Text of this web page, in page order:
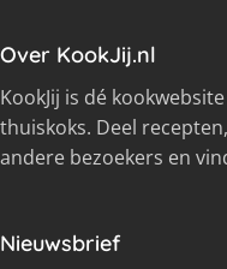
Over KookJij.nl
KookJij is dé
thuiskoks. Deel
andere bezoekers en
Nieuwsbrief